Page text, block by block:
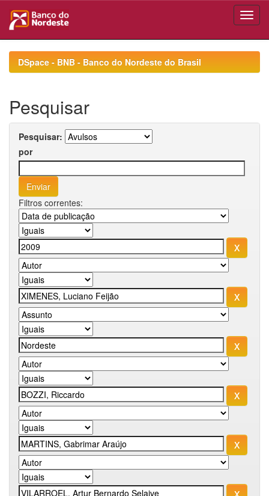
navigationDSpace - BNB - Banco do Nordeste do Brasil
Pesquisar
Pesquisar:
por
Filtros correntes: